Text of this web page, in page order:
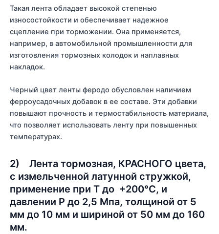
Такая лента обладает высокой степенью
износостойкости и обеспечивает надежное
сцепление при торможении. Она применяется,
например, в автомобильной промышленности для
изготовления тормозных колодок и наплавных
накладок.
Черный цвет ленты феродо обусловлен наличием
ферроусадочных добавок в ее составе. Эти добавки
повышают прочность и термостабильность материала,
что позволяет использовать ленту при повышенных
температурах.
2) Лента тормозная, КРАСНОГО цвета,
с измельченной латунной стружкой,
применение при Т до +200°С, и
давлении P до 2,5 Мпа, толщиной от 5
мм до 10 мм и шириной от 50 мм до 160
мм.